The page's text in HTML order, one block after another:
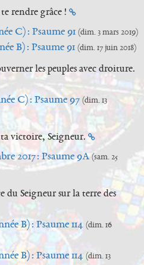
rendre grâce !
C) : Psaume 91 (dim. 3 mars 2019)
B) : Psaume 91 (dim. 17 juin 2018)
les peuples avec droiture.
C) : Psaume 97 (dim. 13
ta victoire, Seigneur.
2017 : Psaume 9A (sam. 25
du Seigneur sur la terre des
B) : Psaume 114 (dim. 16
B) : Psaume 114 (dim. 13